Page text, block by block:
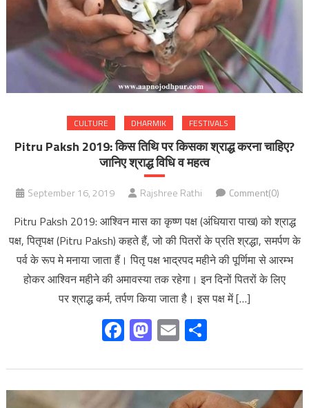
CULTURE DHARMIK FESTIVALS
Pitru Paksh 2019: किस तिथि पर किसका श्राद्ध करना चाहिए?
जानिए श्राद्ध विधि व महत्व
September 16, 2019 Rajshree Rathi Comment(0)
Pitru Paksh 2019: आश्विन मास का कृष्ण पक्ष (अंधियारा पाख) को श्राद्ध
पक्ष, पितृपक्ष (Pitru Paksh) कहते हैं, जो की पितरों के प्रति श्रद्धा, समर्पण के
पर्व के रूप मे मनाया जाता हैं। पितृ पक्ष भाद्रपद महीने की पूर्णिमा से आरम्भ
होकर आश्विन महीने की अमावस्या तक रहेगा। इन दिनों पितरों के लिए
पर श्राद्ध कर्म, तर्पण किया जाता है। इस पक्ष में […]
Facebook
Mastodon
Email